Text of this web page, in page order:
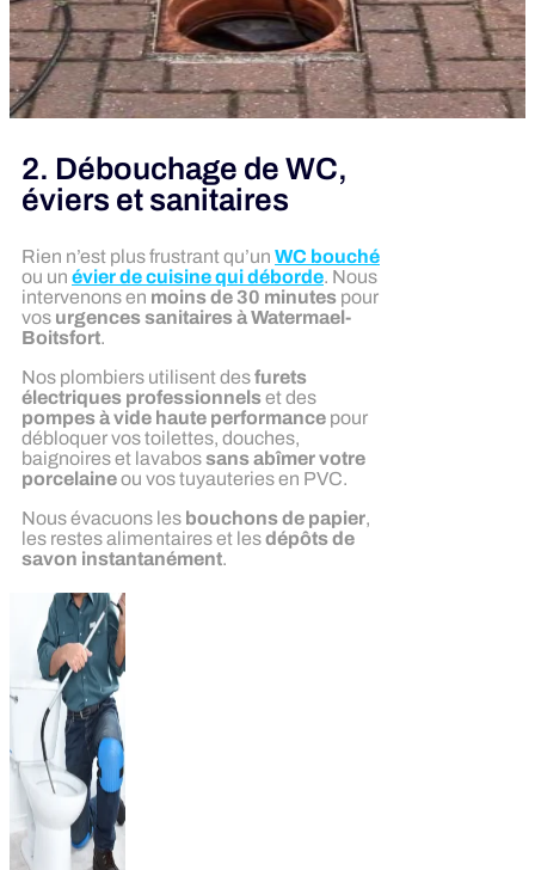
2. Débouchage de WC,
éviers et sanitaires
Rien n’est plus frustrant qu’un WC bouché
ou un évier de cuisine qui déborde. Nous
intervenons en moins de 30 minutes pour
vos urgences sanitaires à Watermael-
Boitsfort.
Nos plombiers utilisent desfurets
électriques professionnelset des
pompes à vide haute performance pour
débloquer vos toilettes, douches,
baignoires et lavabossans abîmer votre
porcelaineou vos tuyauteries en PVC.
Nous évacuons les bouchons de papier,
les restes alimentaires et lesdépôts de
savon instantanément.